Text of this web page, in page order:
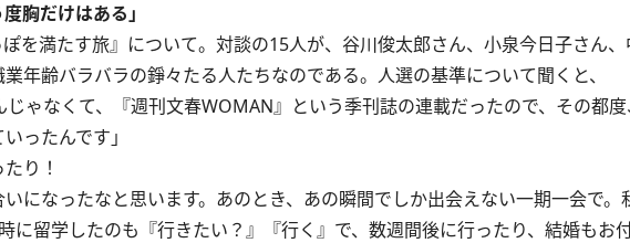
胸だけはある」
を満たす旅』について。対談の15人が、谷川俊太郎さん、小泉今日子さん
年齢バラバラの錚々たる人たちなのである。人選の基準について聞くと、
じゃなくて、『週刊文春WOMAN』という季刊誌の連載だったので、その都
ったんです」
り！
いになったなと思います。あのとき、あの瞬間でしか出会えない一期一会で。
に留学したのも『行きたい？』『行く』で、数週間後に行ったり、結婚もお